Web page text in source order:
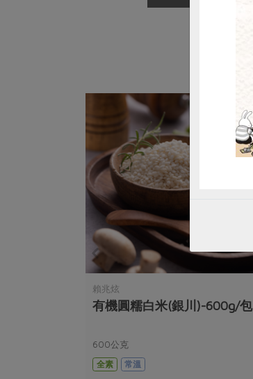
賴兆炫
有機圓糯白米(銀川)-600g/包
600公克
全素
常溫